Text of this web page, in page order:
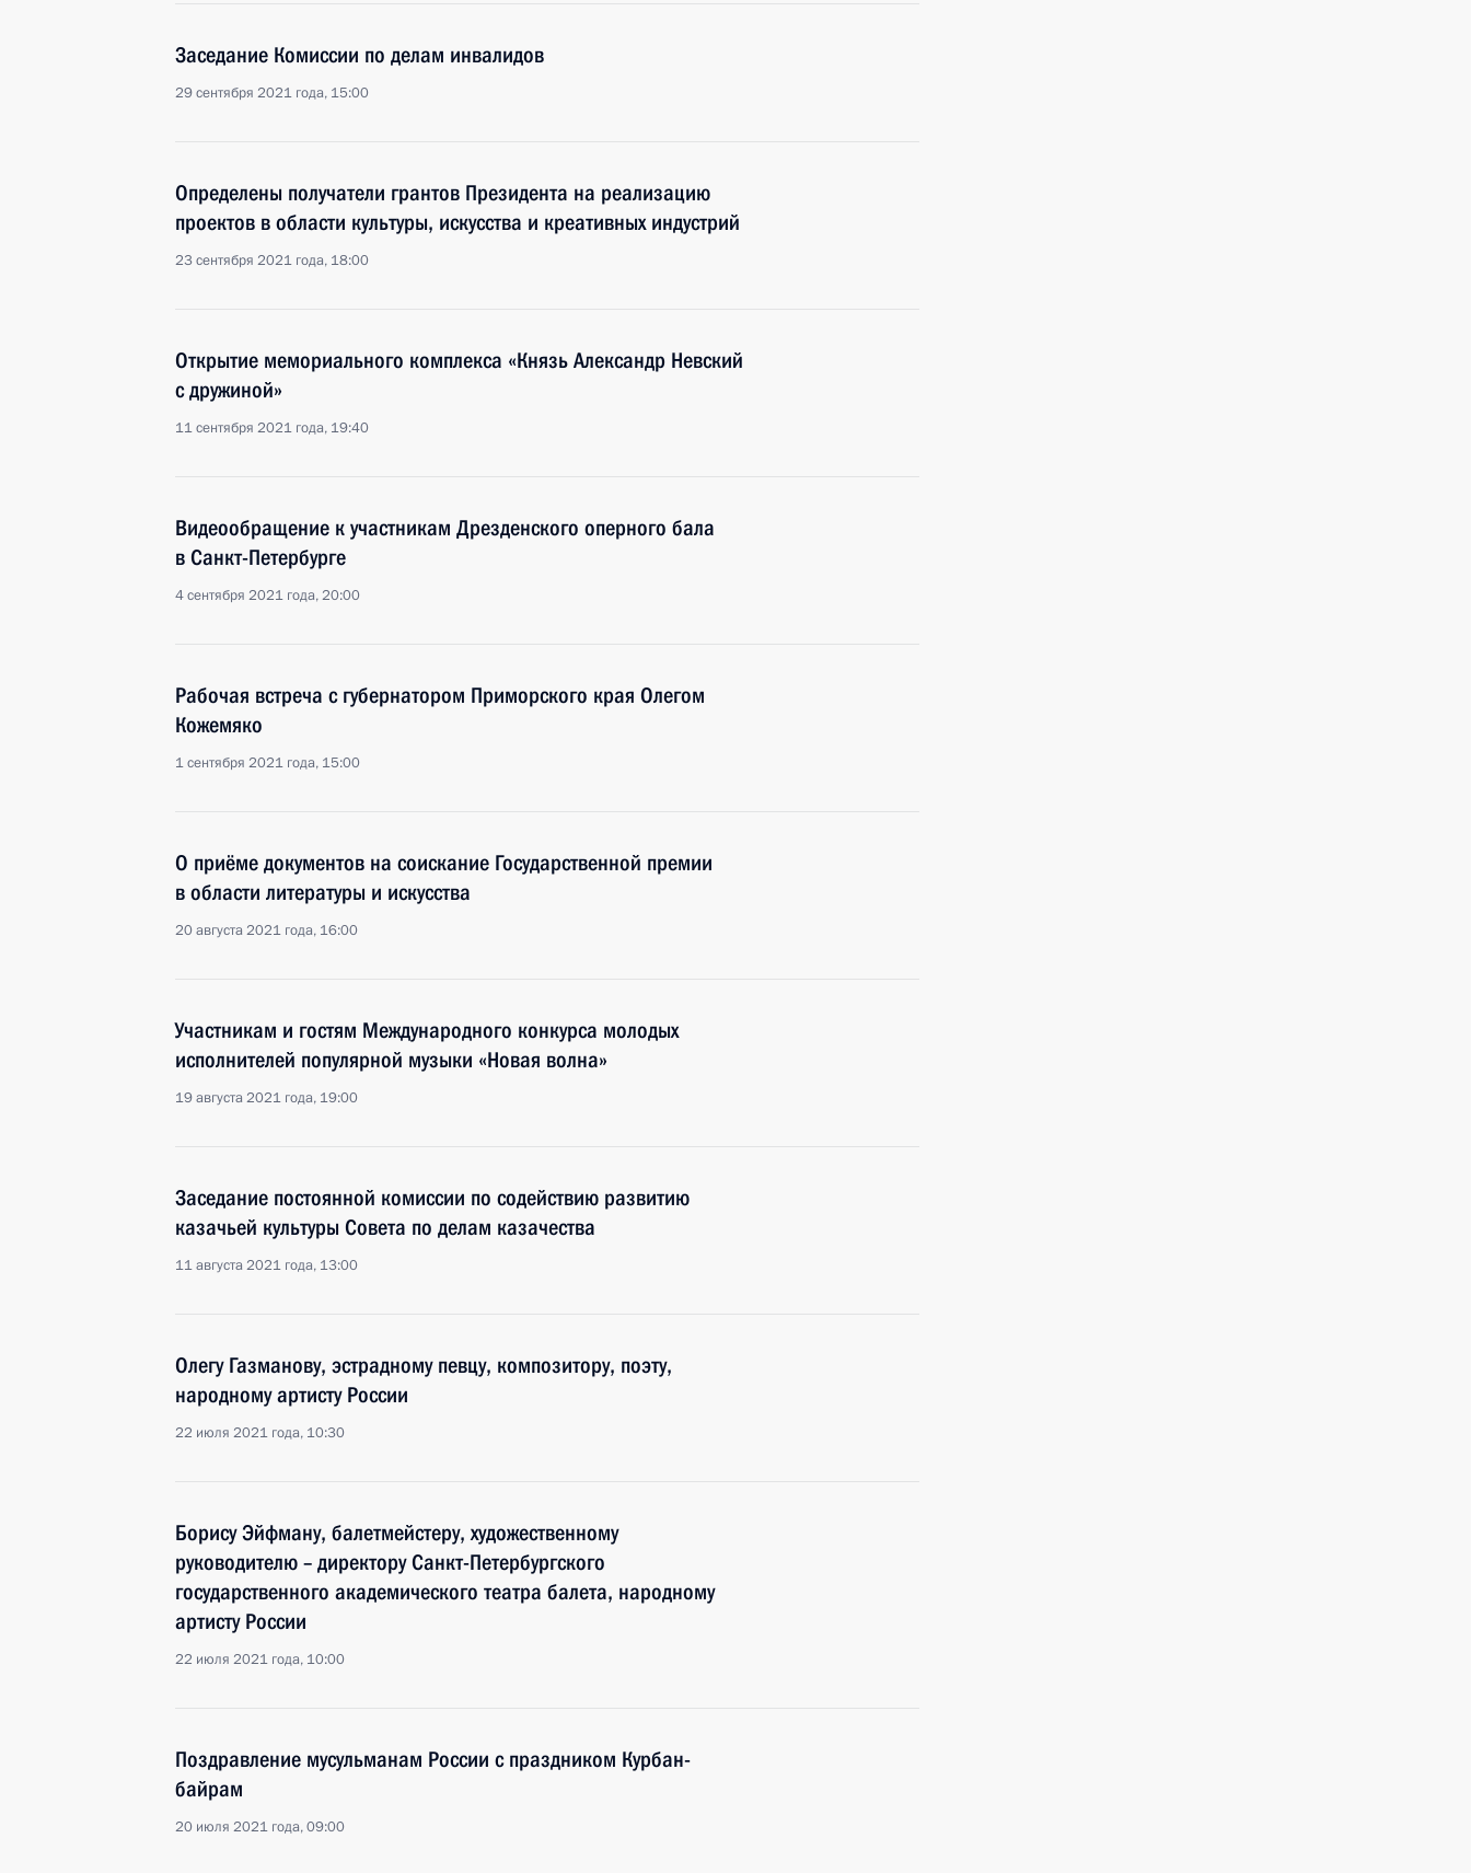
Заседание Комиссии по делам инвалидов
29 сентября 2021 года, 15:00
Определены получатели грантов Президента на реализацию
проектов в области культуры, искусства и креативных индустрий
23 сентября 2021 года, 18:00
Открытие мемориального комплекса «Князь Александр Невский
с дружиной»
11 сентября 2021 года, 19:40
Видеообращение к участникам Дрезденского оперного бала
в Санкт-Петербурге
4 сентября 2021 года, 20:00
Рабочая встреча с губернатором Приморского края Олегом
Кожемяко
1 сентября 2021 года, 15:00
О приёме документов на соискание Государственной премии
в области литературы и искусства
20 августа 2021 года, 16:00
Участникам и гостям Международного конкурса молодых
исполнителей популярной музыки «Новая волна»
19 августа 2021 года, 19:00
Заседание постоянной комиссии по содействию развитию
казачьей культуры Совета по делам казачества
11 августа 2021 года, 13:00
Олегу Газманову, эстрадному певцу, композитору, поэту,
народному артисту России
22 июля 2021 года, 10:30
Борису Эйфману, балетмейстеру, художественному
руководителю – директору Санкт-Петербургского
государственного академического театра балета, народному
артисту России
22 июля 2021 года, 10:00
Поздравление мусульманам России с праздником Курбан-
байрам
20 июля 2021 года, 09:00